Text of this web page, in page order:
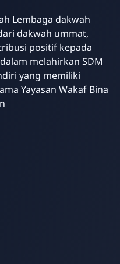
Lembaga dakwah
dakwah ummat,
positif kepada
melahirkan SDM
yang memiliki
Yayasan Wakaf Bina